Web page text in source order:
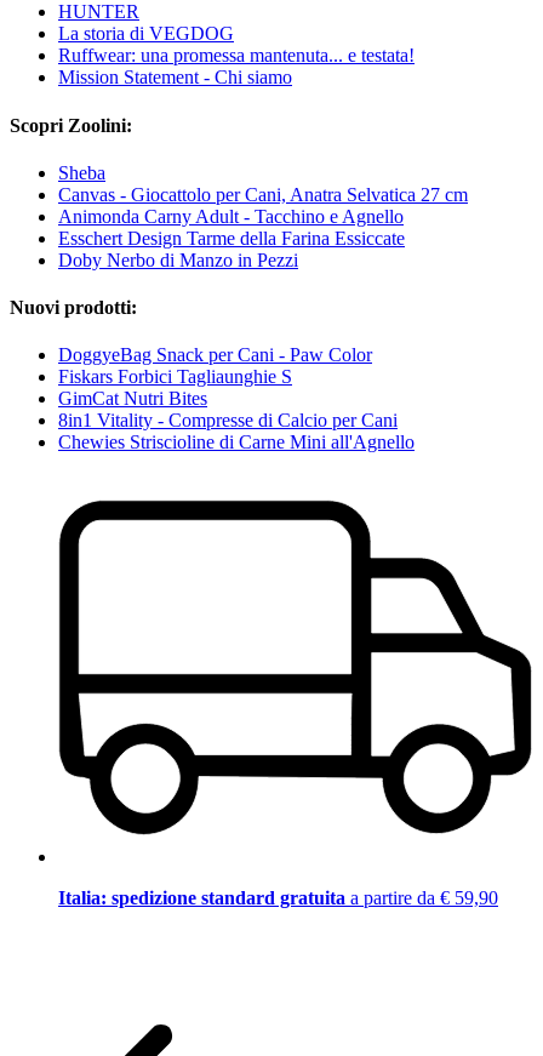
HUNTER
La storia di VEGDOG
Ruffwear: una promessa mantenuta... e testata!
Mission Statement - Chi siamo
Scopri Zoolini:
Sheba
Canvas - Giocattolo per Cani, Anatra Selvatica 27 cm
Animonda Carny Adult - Tacchino e Agnello
Esschert Design Tarme della Farina Essiccate
Doby Nerbo di Manzo in Pezzi
Nuovi prodotti:
DoggyeBag Snack per Cani - Paw Color
Fiskars Forbici Tagliaunghie S
GimCat Nutri Bites
8in1 Vitality - Compresse di Calcio per Cani
Chewies Striscioline di Carne Mini all'Agnello
Italia: spedizione standard gratuita a partire da € 59,90